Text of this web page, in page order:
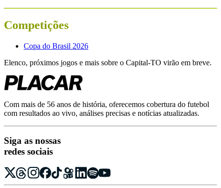
Competições
Copa do Brasil 2026
Elenco, próximos jogos e mais sobre o Capital-TO virão em breve.
Com mais de 56 anos de história, oferecemos cobertura do futebol
com resultados ao vivo, análises precisas e notícias atualizadas.
Siga as nossas
redes sociais